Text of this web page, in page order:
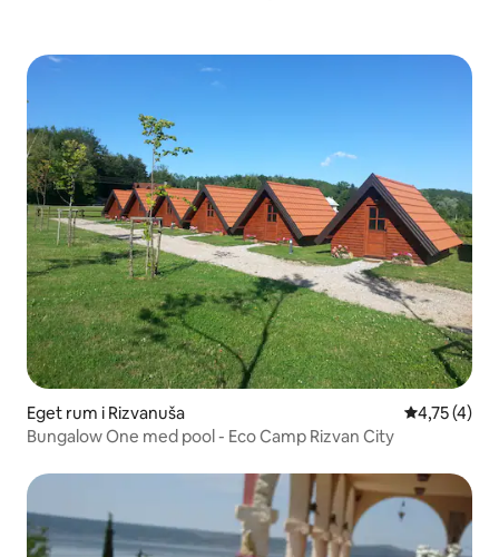
Eget rum i Rizvanuša 4,75 av 5 i
4,75 (4)
Bungalow One med pool - Eco Camp Rizvan City